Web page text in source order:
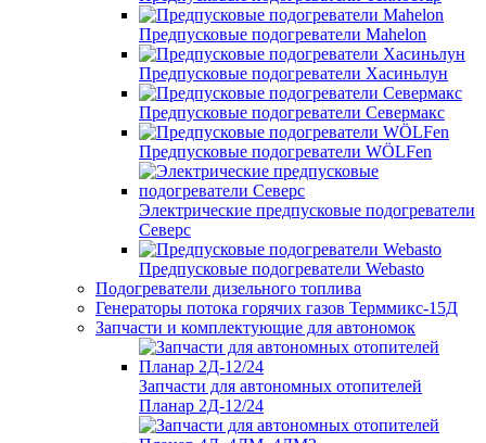
Предпусковые подогреватели Mahelon
Предпусковые подогреватели Хасиньлун
Предпусковые подогреватели Севермакс
Предпусковые подогреватели WÖLFen
Электрические предпусковые подогреватели
Северс
Предпусковые подогреватели Webasto
Подогреватели дизельного топлива
Генераторы потока горячих газов Терммикс-15Д
Запчасти и комплектующие для автономок
Запчасти для автономных отопителей
Планар 2Д-12/24